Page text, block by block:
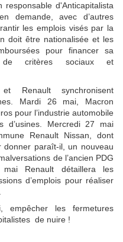
d'Anticapitalista
demande, avec d’autres
les emplois visés par la
doit être nationalisée et les
pour financer sa
critères sociaux et
Renault synchronisent
Mardi 26 mai, Macron
pour l’industrie automobile
d’usines. Mercredi 27 mai
Renault Nissan, dont
donner paraît-il, un nouveau
de l’ancien PDG
Renault détaillera les
d’emplois pour réaliser
empêcher les fermetures
de nuire !